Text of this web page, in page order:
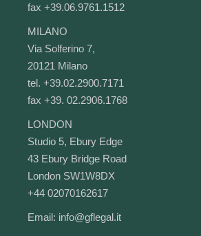
fax +39.06.9761.1512
MILANO
Via Solferino 7,
20121 Milano
tel. +39.02.2900.7171
fax +39. 02.2906.1768
LONDON
Studio 5, Ebury Edge
43 Ebury Bridge Road
London SW1W8DX
+44 02070162617
Email: info@gflegal.it